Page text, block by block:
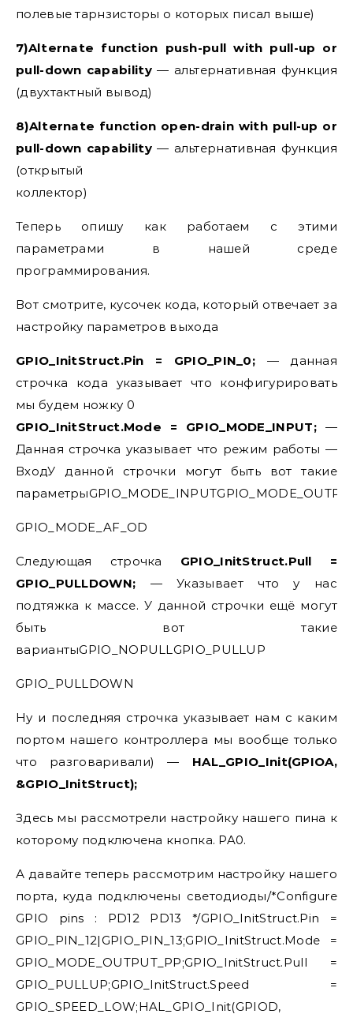
полевые тарнзисторы о которых писал выше)
7)Alternate function push-pull with pull-up or
pull-down capability— альтернативная функция
(двухтактный вывод)
8)Alternate function open-drain with pull-up or
pull-down capability— альтернативная функция
(открытый
коллектор)
Теперь опишу как работаем с этими
параметрами в нашей среде
программирования.
Вот смотрите, кусочек кода, который отвечает за
настройку параметров выхода
GPIO_InitStruct.Pin = GPIO_PIN_0; — данная
строчка кода указывает что конфигурировать
мы будем ножку 0
GPIO_InitStruct.Mode = GPIO_MODE_INPUT;—
Данная строчка указывает что режим работы —
ВходУ данной строчки могут быть вот такие
GPIO_MODE_AF_OD
Следующая строчка GPIO_InitStruct.Pull =
GPIO_PULLDOWN; — Указывает что у нас
подтяжка к массе. У данной строчки ещё могут
быть вот такие
вариантыGPIO_NOPULLGPIO_PULLUP
GPIO_PULLDOWN
Ну и последняя строчка указывает нам с каким
портом нашего контроллера мы вообще только
что разговаривали) — HAL_GPIO_Init(GPIOA,
&GPIO_InitStruct);
Здесь мы рассмотрели настройку нашего пина к
которому подключена кнопка. PA0.
А давайте теперь рассмотрим настройку нашего
порта, куда подключены светодиоды/*Configure
GPIO pins : PD12 PD13 */GPIO_InitStruct.Pin =
GPIO_PIN_12|GPIO_PIN_13;GPIO_InitStruct.Mode =
GPIO_MODE_OUTPUT_PP;GPIO_InitStruct.Pull =
GPIO_PULLUP;GPIO_InitStruct.Speed =
GPIO_SPEED_LOW;HAL_GPIO_Init(GPIOD,